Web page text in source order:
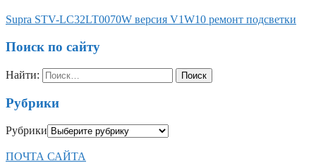
Supra STV-LC32LT0070W версия V1W10 ремонт подсветки
Поиск по сайту
Найти:
Рубрики
Рубрики
ПОЧТА САЙТА